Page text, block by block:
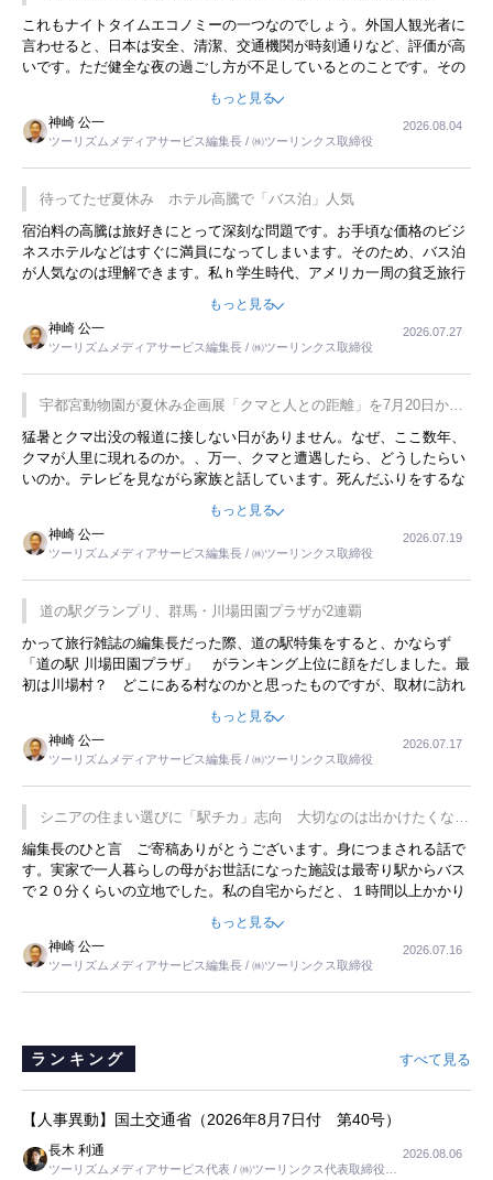
これもナイトタイムエコノミーの一つなのでしょう。外国人観光者に
言わせると、日本は安全、清潔、交通機関が時刻通りなど、評価が高
いです。ただ健全な夜の過ごし方が不足しているとのことです。その
ような意味で、金曜夜にこのようなイベントが行われれば、日本人に
限らず外国人にとっても楽しみが増えるでしょうね。
もっと見る
神崎 公一
ツーリズムメディアサービス編集長 / ㈱ツーリンクス取締役
2026.08.04
待ってたぜ夏休み ホテル高騰で「バス泊」人気
宿泊料の高騰は旅好きにとって深刻な問題です。お手頃な価格のビジ
ネスホテルなどはすぐに満員になってしまいます。そのため、バス泊
が人気なのは理解できます。私ｈ学生時代、アメリカ一周の貧乏旅行
をした時は、移動はグレイハウンドバスでした。夕方から夜の便を利
用してホテル代を浮かせていました。ただし、若いからできたことで
す。若い人が夜行バスで京都に行った、青森に行ったと聞くと、疲れ
が残らないのかなと思ってしまいます。
もっと見る
神崎 公一
ツーリズムメディアサービス編集長 / ㈱ツーリンクス取締役
2026.07.27
宇都宮動物園が夏休み企画展「クマと人との距離」を7月20日から
開催
猛暑とクマ出没の報道に接しない日がありません。なぜ、ここ数年、
クマが人里に現れるのか。、万一、クマと遭遇したら、どうしたらい
いのか。テレビを見ながら家族と話しています。死んだふりをするな
んてことは、冗談でもいえません。そんな中で、この企画展はタイム
もっと見る
神崎 公一
ツーリズムメディアサービス編集長 / ㈱ツーリンクス取締役
2026.07.19
道の駅グランプリ、群馬・川場田園プラザが2連覇
かって旅行雑誌の編集長だった際、道の駅特集をすると、かならず
「道の駅 川場田園プラザ」 がランキング上位に顔をだしました。最
初は川場村？ どこにある村なのかと思ったものですが、取材に訪れ
永井 彰一社長にインタビューしたら、興味深い話が次々が飛び出しま
した。プレゼンも巧みで、今でも思い出すことが２つあります。一つ
は、従業員に東京ディズニーランドを見学させ、サービス業、接客業
の何かを理解してもらっていることです。 もう一つは1800円もする
プレミアムヨーグルトを販売するにあたり、社内に懸念もあったそう
です。永井社長は、駐車場に都内ナンバーの高級外車が停まっている
ことに目をつけ、高級商品でも売れると確信したそうです。今回の記
事を懐かしく読みました。
もっと見る
神崎 公一
ツーリズムメディアサービス編集長 / ㈱ツーリンクス取締役
2026.07.17
シニアの住まい選びに「駅チカ」志向 大切なのは出かけたくなる
暮らし
編集長のひと言 ご寄稿ありがとうございます。身につまされる話で
す。実家で一人暮らしの母がお世話になった施設は最寄り駅からバス
で２０分くらいの立地でした。私の自宅からだと、１時間以上かかり
ました。母の住まいから近いという理由で、その施設を選択したので
すが、私と妹にとっては、半日仕事ででした。シニアの住まい選び
は、当人だけではなく、世話をする家族の足の便も考えない外池ない
と思いました。
もっと見る
神崎 公一
ツーリズムメディアサービス編集長 / ㈱ツーリンクス取締役
2026.07.16
ランキング すべて見る
【人事異動】国土交通省（2026年8月7日付 第40号）
長木 利通
ツーリズムメディアサービス代表 / ㈱ツーリンクス代表取締役社
2026.08.06